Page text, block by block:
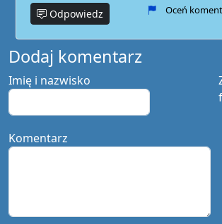
Odpowiedz Oceń
Dodaj komentarz
Imię i nazwisko
Komentarz